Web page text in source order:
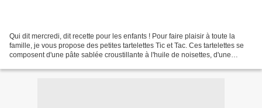
Qui dit mercredi, dit recette pour les enfants ! Pour faire plaisir à toute la
famille, je vous propose des petites tartelettes Tic et Tac. Ces tartelettes se
composent d'une pâte sablée croustillante à l'huile de noisettes, d'une